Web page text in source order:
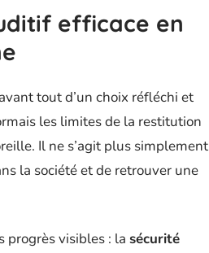
efficace en
tout d’un choix réfléchi et
les limites de la restitution
Il ne s’agit plus simplement
la société et de retrouver une
progrès visibles : la sécurité